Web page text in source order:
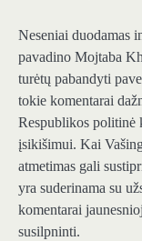
Neseniai duodamas
pavadino Mojtaba
turėtų pabandyti
tokie komentarai
Respublikos politinė
įsikišimui. Kai
atmetimas gali
yra suderinama su
komentarai
susilpninti.